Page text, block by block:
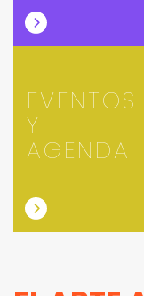
EVENTOS
Y
AGENDA